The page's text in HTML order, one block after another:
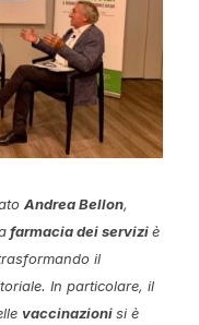
Andrea Bellon,
farmacia dei serviziè
il
In particolare, il
vaccinazionisi è